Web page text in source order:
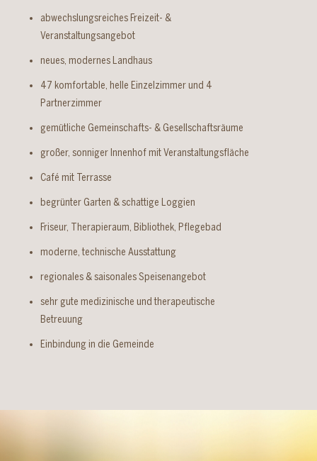
abwechslungsreiches Freizeit- &
Veranstaltungsangebot
neues, modernes Landhaus
47 komfortable, helle Einzelzimmer und 4
Partnerzimmer
gemütliche Gemeinschafts- & Gesellschaftsräume
großer, sonniger Innenhof mit Veranstaltungsfläche
Café mit Terrasse
begrünter Garten & schattige Loggien
Friseur, Therapieraum, Bibliothek, Pflegebad
moderne, technische Ausstattung
regionales & saisonales Speisenangebot
sehr gute medizinische und therapeutische
Betreuung
Einbindung in die Gemeinde